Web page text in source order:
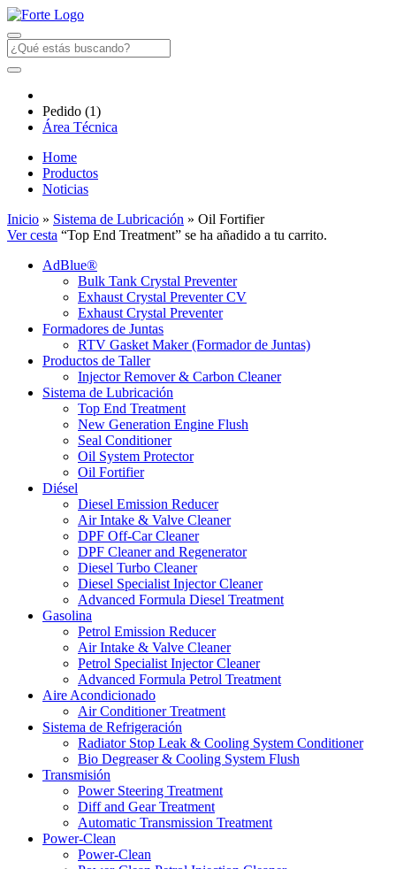
Pedido (1)
Área Técnica
Home
Productos
Noticias
Inicio » Sistema de Lubricación » Oil Fortifier
Ver cesta “Top End Treatment” se ha añadido a tu carrito.
AdBlue®
Bulk Tank Crystal Preventer
Exhaust Crystal Preventer CV
Exhaust Crystal Preventer
Formadores de Juntas
RTV Gasket Maker (Formador de Juntas)
Productos de Taller
Injector Remover & Carbon Cleaner
Sistema de Lubricación
Top End Treatment
New Generation Engine Flush
Seal Conditioner
Oil System Protector
Oil Fortifier
Diésel
Diesel Emission Reducer
Air Intake & Valve Cleaner
DPF Off-Car Cleaner
DPF Cleaner and Regenerator
Diesel Turbo Cleaner
Diesel Specialist Injector Cleaner
Advanced Formula Diesel Treatment
Gasolina
Petrol Emission Reducer
Air Intake & Valve Cleaner
Petrol Specialist Injector Cleaner
Advanced Formula Petrol Treatment
Aire Acondicionado
Air Conditioner Treatment
Sistema de Refrigeración
Radiator Stop Leak & Cooling System Conditioner
Bio Degreaser & Cooling System Flush
Transmisión
Power Steering Treatment
Diff and Gear Treatment
Automatic Transmission Treatment
Power-Clean
Power-Clean